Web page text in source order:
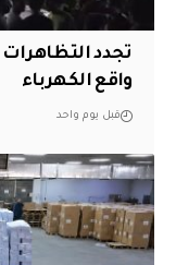
تجدد
واقع الكهرباء
قبل يوم واحد